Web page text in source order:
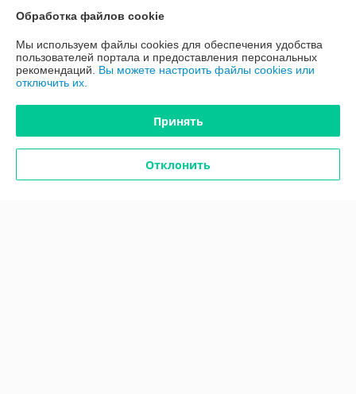
График работы
Полная версия сайта
Сайт создан на платформе Deal.by
Обработка файлов cookie
Мы используем файлы cookies для обеспечения удобства
пользователей портала и предоставления персональных
рекомендаций. Вы можете настроить файлы cookies или
отключить их.
Принять
Отклонить